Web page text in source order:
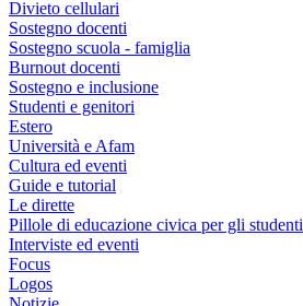
Divieto cellulari
Sostegno docenti
Sostegno scuola - famiglia
Burnout docenti
Sostegno e inclusione
Studenti e genitori
Estero
Università e Afam
Cultura ed eventi
Guide e tutorial
Le dirette
Pillole di educazione civica per gli studenti
Interviste ed eventi
Focus
Logos